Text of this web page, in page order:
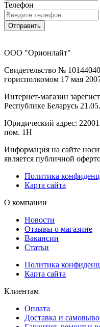
Телефон
Отправить
ООО "Орионлайт"
Свидетельство №
горисполкомом 17 мая
Интернет-магазин
Республике Беларусь
Юридический адрес:
пом. 1Н
Информация на сайте
является публичной
Политика
Карта сайта
О компании
Новости
Отзывы о магазине
Вакансии
Статьи
Политика
Карта сайта
Клиентам
Оплата
Доставка и